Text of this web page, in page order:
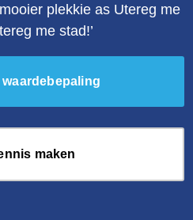
plekkie as Utereg me
me stad!’
waardebepaling
maken